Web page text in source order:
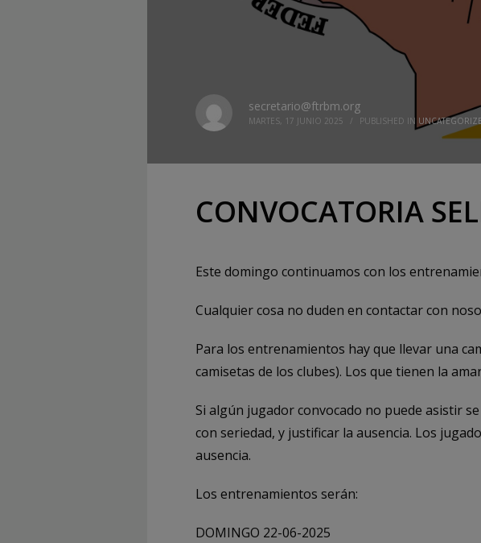
secretario@ftrbm.org
MARTES, 17 JUNIO 2025 / PUBLISHED IN
CONVOCATORIA
Este domingo continuamos con los
Cualquier cosa no duden en contactar con
Para los entrenamientos hay que llevar una
camisetas de los clubes). Los que tienen la
Si algún jugador convocado no puede asistir
con seriedad, y justificar la ausencia. Los
ausencia.
Los entrenamientos serán:
DOMINGO 22-06-2025